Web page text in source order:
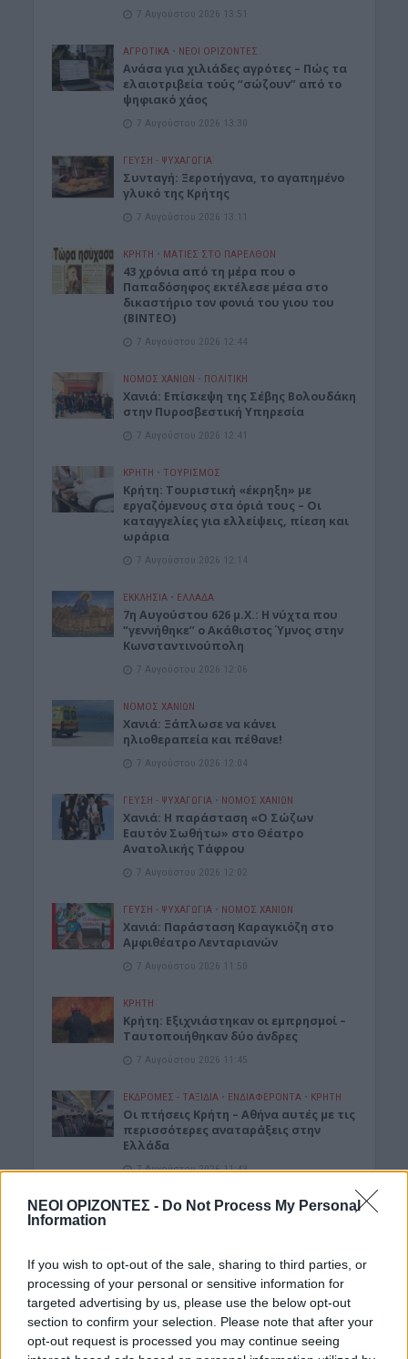
ΝΕΟΙ ΟΡΙΖΟΝΤΕΣ - Do Not Process My Personal
Information
If you wish to opt-out of the sale, sharing to third parties, or
processing of your personal or sensitive information for
targeted advertising by us, please use the below opt-out
section to confirm your selection. Please note that after your
opt-out request is processed you may continue seeing
7 Αυγούστου 2026 13:51
ΑΓΡΟΤΙΚΑ • ΝΕΟΙ ΟΡΙΖΟΝΤΕΣ
Ανάσα για χιλιάδες αγρότες – Πώς τα
ελαιοτριβεία τούς “σώζουν” από το
ψηφιακό χάος
7 Αυγούστου 2026 13:30
ΓΕΎΣΗ - ΨΥΧΑΓΩΓΊΑ
Συνταγή: Ξεροτήγανα, το αγαπημένο
γλυκό της Κρήτης
7 Αυγούστου 2026 13:11
ΚΡΗΤΗ • ΜΑΤΙΕΣ ΣΤΟ ΠΑΡΕΛΘΟΝ
43 χρόνια από τη μέρα που ο
Παπαδόσηφος εκτέλεσε μέσα στο
δικαστήριο τον φονιά του γιου του
(ΒΙΝΤΕΟ)
7 Αυγούστου 2026 12:44
ΝΟΜΌΣ ΧΑΝΊΩΝ • ΠΟΛΙΤΙΚΗ
Xανιά: Επίσκεψη της Σέβης Βολουδάκη
στην Πυροσβεστική Υπηρεσία
7 Αυγούστου 2026 12:41
ΚΡΗΤΗ • ΤΟΥΡΙΣΜΟΣ
Κρήτη: Τουριστική «έκρηξη» με
εργαζόμενους στα όριά τους – Οι
καταγγελίες για ελλείψεις, πίεση και
ωράρια
7 Αυγούστου 2026 12:14
ΕΚΚΛΗΣΙΑ • ΕΛΛΑΔΑ
7η Αυγούστου 626 μ.Χ.: Η νύχτα που
“γεννήθηκε” ο Ακάθιστος Ύμνος στην
Κωνσταντινούπολη
7 Αυγούστου 2026 12:06
ΝΟΜΌΣ ΧΑΝΊΩΝ
Χανιά: Ξάπλωσε να κάνει
ηλιοθεραπεία και πέθανε!
7 Αυγούστου 2026 12:04
ΓΕΎΣΗ - ΨΥΧΑΓΩΓΊΑ • ΝΟΜΌΣ ΧΑΝΊΩΝ
Χανιά: Η παράσταση «Ο Σώζων
Εαυτόν Σωθήτω» στο Θέατρο
Ανατολικής Τάφρου
7 Αυγούστου 2026 12:02
ΓΕΎΣΗ - ΨΥΧΑΓΩΓΊΑ • ΝΟΜΌΣ ΧΑΝΊΩΝ
Xανιά: Παράσταση Καραγκιόζη στο
Αμφιθέατρο Λενταριανών
7 Αυγούστου 2026 11:50
ΚΡΗΤΗ
Κρήτη: Εξιχνιάστηκαν οι εμπρησμοί –
Ταυτοποιήθηκαν δύο άνδρες
7 Αυγούστου 2026 11:45
ΕΚΔΡΟΜΈΣ - ΤΑΞΊΔΙΑ • ΕΝΔΙΑΦΕΡΟΝΤΑ • ΚΡΗΤΗ
Οι πτήσεις Κρήτη – Αθήνα αυτές με τις
περισσότερες αναταράξεις στην
Ελλάδα
7 Αυγούστου 2026 11:43
ΝΟΜΌΣ ΧΑΝΊΩΝ • ΠΟΛΙΤΙΚΗ
7 Αυγούστου 2026 09:13
ΓΕΎΣΗ - ΨΥΧΑΓΩΓΊΑ ΔΉΜΟΣ ΠΛΑΤΑΝΙΆ
Βούβες: Διήμερη γιορτή κρασιού με
Ζωιδάκη, Τζουγανάκη και δωρεάν